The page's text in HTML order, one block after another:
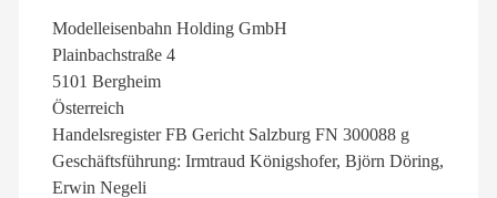
Modelleisenbahn Holding GmbH
Plainbachstraße 4
5101 Bergheim
Österreich
Handelsregister FB Gericht Salzburg FN 300088 g
Geschäftsführung: Irmtraud Königshofer, Björn Döring,
Erwin Negeli